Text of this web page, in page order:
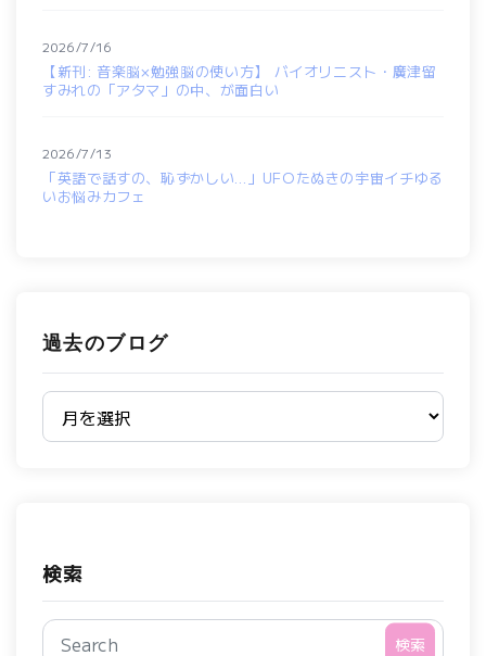
【新刊: 音楽脳×勉強脳の使い方】 バイオリニスト・廣津留
すみれの「アタマ」の中、が面白い
2026/7/16
「英語で話すの、恥ずかしい…」UFOたぬきの宇宙イチゆる
いお悩みカフェ
2026/7/13
過去のブログ
過去のブログ
検索
検索